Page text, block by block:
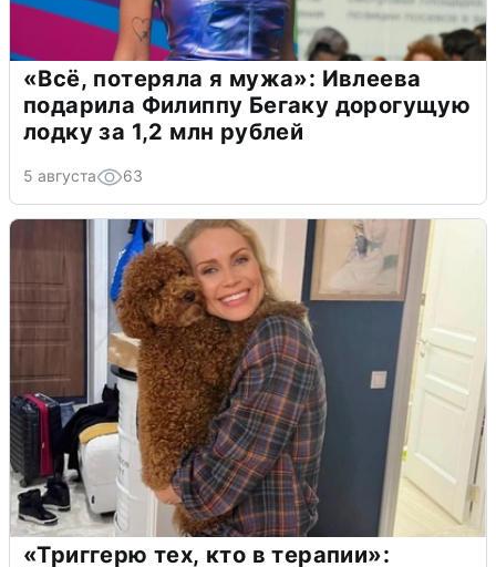
«Всё, потеряла я мужа»: Ивлеева
подарила Филиппу Бегаку дорогущую
лодку за 1,2 млн рублей
5 августа 63
«Триггерю тех, кто в терапии»: